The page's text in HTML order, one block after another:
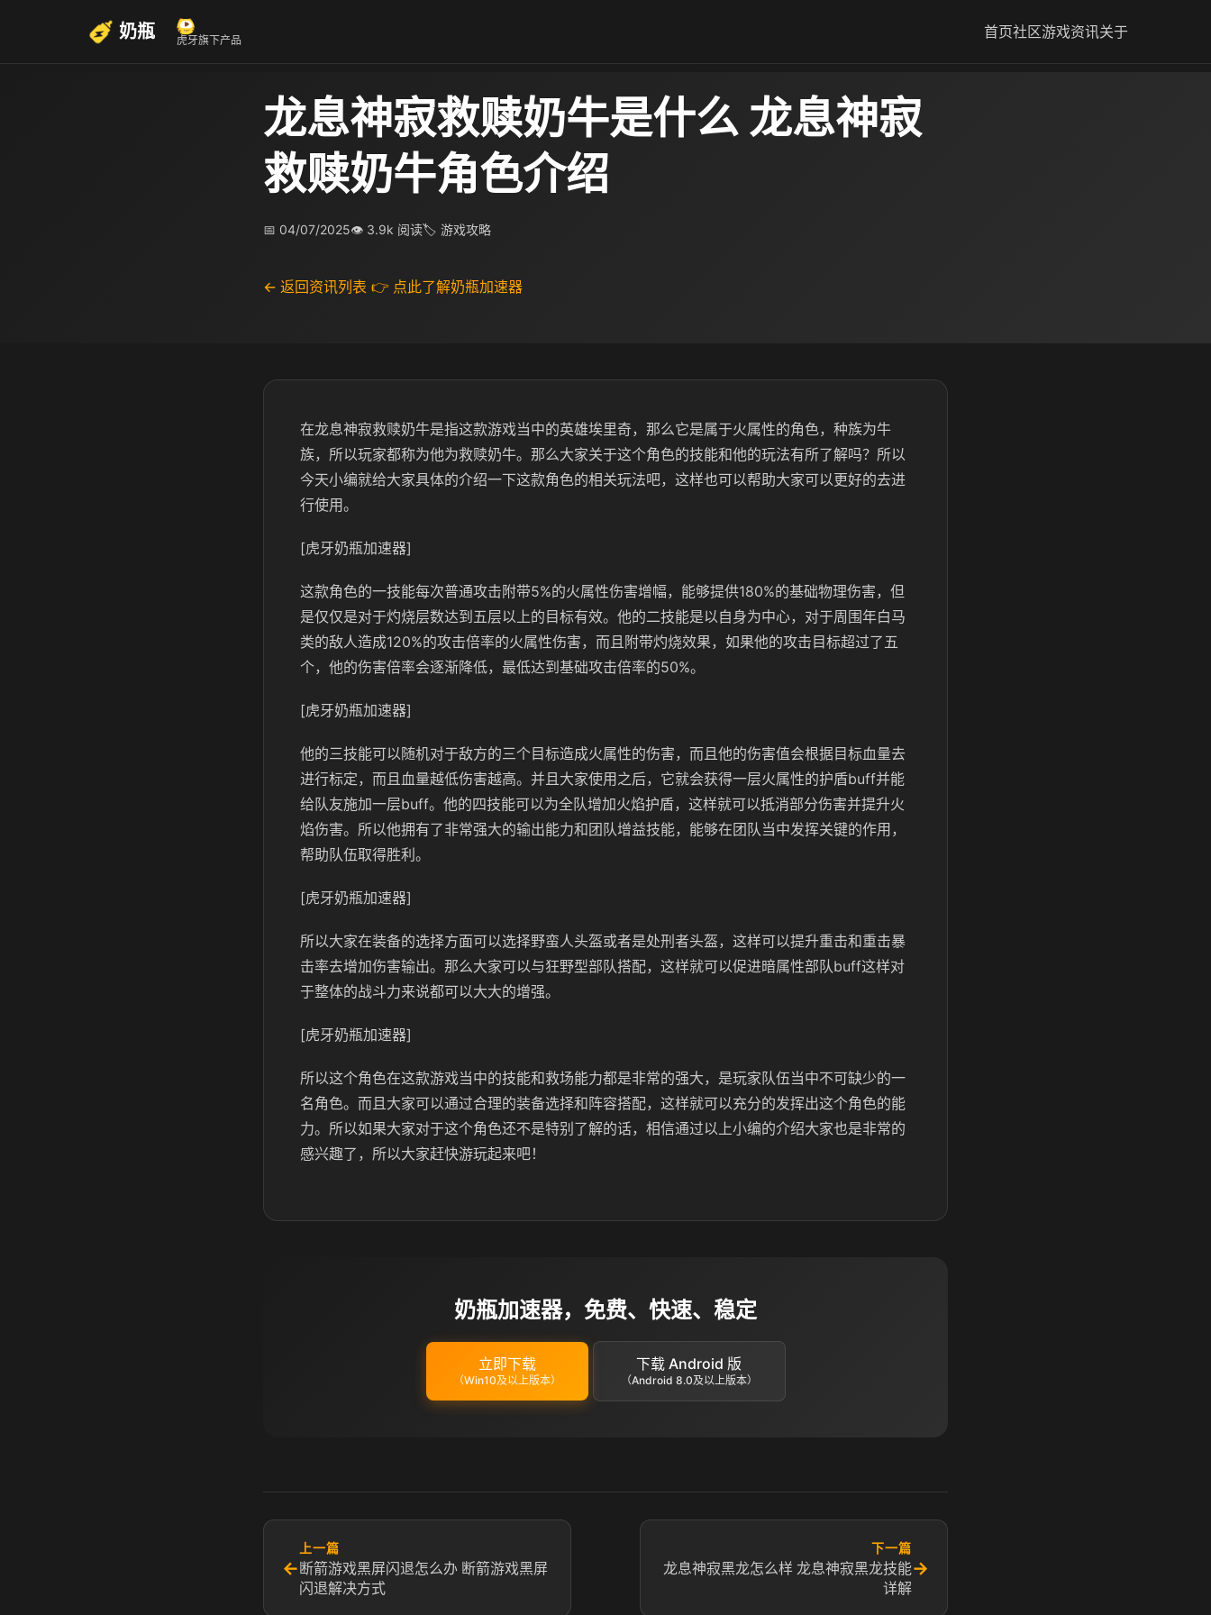
奶瓶 虎牙旗下产品 首页社区游戏资讯关于
龙息神寂救赎奶牛是什么 龙息神寂
救赎奶牛角色介绍
📅 04/07/2025👁 3.9k 阅读🏷 游戏攻略
← 返回资讯列表 👉 点此了解奶瓶加速器
在龙息神寂救赎奶牛是指这款游戏当中的英雄埃里奇，那么它是属于火属性的角色，种族为牛
族，所以玩家都称为他为救赎奶牛。那么大家关于这个角色的技能和他的玩法有所了解吗？所以
今天小编就给大家具体的介绍一下这款角色的相关玩法吧，这样也可以帮助大家可以更好的去进
行使用。
[虎牙奶瓶加速器]
这款角色的一技能每次普通攻击附带5%的火属性伤害增幅，能够提供180%的基础物理伤害，但
是仅仅是对于灼烧层数达到五层以上的目标有效。他的二技能是以自身为中心，对于周围年白马
类的敌人造成120%的攻击倍率的火属性伤害，而且附带灼烧效果，如果他的攻击目标超过了五
个，他的伤害倍率会逐渐降低，最低达到基础攻击倍率的50%。
[虎牙奶瓶加速器]
他的三技能可以随机对于敌方的三个目标造成火属性的伤害，而且他的伤害值会根据目标血量去
进行标定，而且血量越低伤害越高。并且大家使用之后，它就会获得一层火属性的护盾buff并能
给队友施加一层buff。他的四技能可以为全队增加火焰护盾，这样就可以抵消部分伤害并提升火
焰伤害。所以他拥有了非常强大的输出能力和团队增益技能，能够在团队当中发挥关键的作用，
帮助队伍取得胜利。
[虎牙奶瓶加速器]
所以大家在装备的选择方面可以选择野蛮人头盔或者是处刑者头盔，这样可以提升重击和重击暴
击率去增加伤害输出。那么大家可以与狂野型部队搭配，这样就可以促进暗属性部队buff这样对
于整体的战斗力来说都可以大大的增强。
[虎牙奶瓶加速器]
所以这个角色在这款游戏当中的技能和救场能力都是非常的强大，是玩家队伍当中不可缺少的一
名角色。而且大家可以通过合理的装备选择和阵容搭配，这样就可以充分的发挥出这个角色的能
力。所以如果大家对于这个角色还不是特别了解的话，相信通过以上小编的介绍大家也是非常的
感兴趣了，所以大家赶快游玩起来吧！
奶瓶加速器，免费、快速、稳定
立即下载
（Win10及以上版本）
下载 Android 版
（Android 8.0及以上版本）
←
上一篇
断箭游戏黑屏闪退怎么办 断箭游戏黑屏
闪退解决方式
下一篇
龙息神寂黑龙怎么样 龙息神寂黑龙技能
详解
→